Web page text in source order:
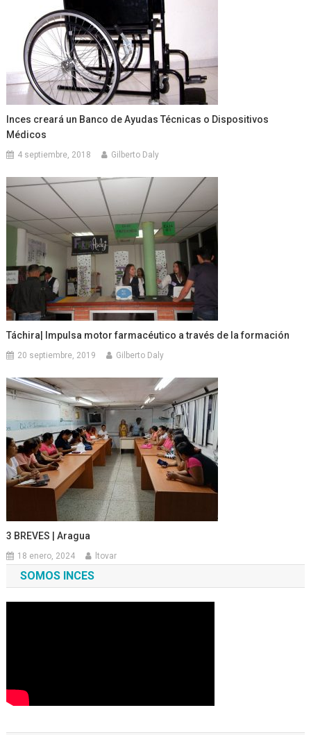
Inces creará un Banco de Ayudas Técnicas o Dispositivos
Médicos
4 septiembre, 2018 Gilberto Daly
Táchira| Impulsa motor farmacéutico a través de la formación
20 septiembre, 2019 Gilberto Daly
3 BREVES | Aragua
18 enero, 2024 ltovar
SOMOS INCES